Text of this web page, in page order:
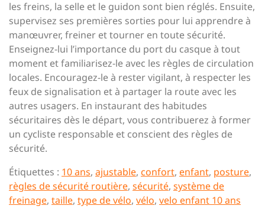
les freins, la selle et le guidon sont bien réglés. Ensuite,
supervisez ses premières sorties pour lui apprendre à
manœuvrer, freiner et tourner en toute sécurité.
Enseignez-lui l’importance du port du casque à tout
moment et familiarisez-le avec les règles de circulation
locales. Encouragez-le à rester vigilant, à respecter les
feux de signalisation et à partager la route avec les
autres usagers. En instaurant des habitudes
sécuritaires dès le départ, vous contribuerez à former
un cycliste responsable et conscient des règles de
sécurité.
Étiquettes : 10 ans, ajustable, confort, enfant, posture,
règles de sécurité routière, sécurité, système de
freinage, taille, type de vélo, vélo, velo enfant 10 ans